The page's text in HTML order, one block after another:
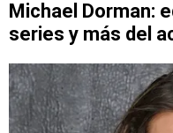
Michael Dorman:
series y más del